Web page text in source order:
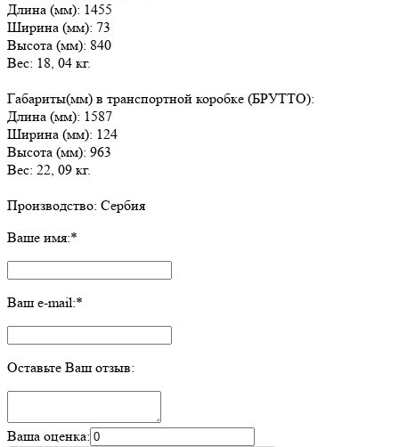
Длина (мм): 1455
Ширина (мм): 73
Высота (мм): 840
Вес: 18, 04 кг.
Габариты(мм) в транспортной коробке (БРУТТО):
Длина (мм): 1587
Ширина (мм): 124
Высота (мм): 963
Вес: 22, 09 кг.
Производство: Сербия
Ваше имя:*
Ваш e-mail:*
Оставьте Ваш отзыв:
Ваша оценка: